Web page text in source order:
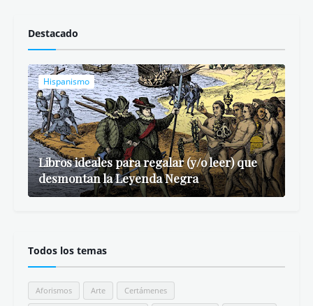
Destacado
Hispanismo
Libros ideales para regalar (y/o leer) que
desmontan la Leyenda Negra
Todos los temas
Aforismos Arte Certámenes